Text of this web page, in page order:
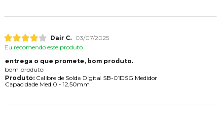
Dair C.
03/07/2025
Eu recomendo esse produto.
entrega o que promete, bom produto.
bom produto
Produto:Calibre de Solda Digital SB-01DSG Medidor
Capacidade Med 0 - 12,50mm